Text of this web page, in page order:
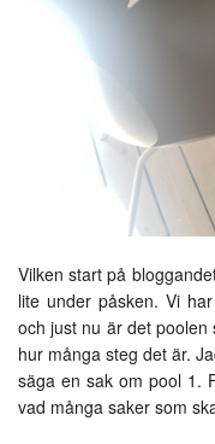
Vilken start på
lite under påsken. Vi
och just nu är det poolen
hur många steg det är.
säga en sak om pool 1.
vad många saker som